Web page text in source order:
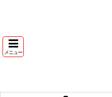
メニュー